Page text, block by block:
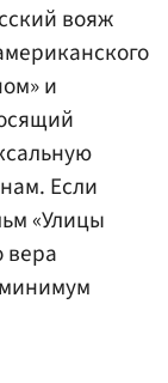
вояж
и
Если
«Улицы
вера